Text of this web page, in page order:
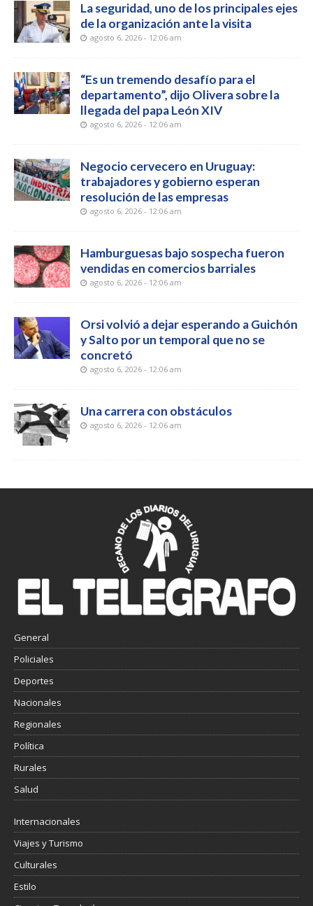
La seguridad, uno de los principales ejes
de la organización ante la visita
agosto 6, 2026 - 12:06 am
“Es un tremendo desafío para el
departamento”, dijo Olivera sobre la
llegada del papa León XIV
agosto 6, 2026 - 12:06 am
Negocio cervecero en Uruguay:
trabajadores y gobierno esperan
resolución de las empresas
agosto 6, 2026 - 12:06 am
Hamburguesas bajo sospecha fueron
vendidas en comercios barriales
agosto 6, 2026 - 12:06 am
Orsi volvió a dejar esperando a Guichón
y Salto por un temporal que no se
concretó
agosto 6, 2026 - 12:06 am
Una carrera con obstáculos
agosto 6, 2026 - 12:06 am
General
Policiales
Deportes
Nacionales
Regionales
Política
Rurales
Salud
Internacionales
Viajes y Turismo
Culturales
Estilo